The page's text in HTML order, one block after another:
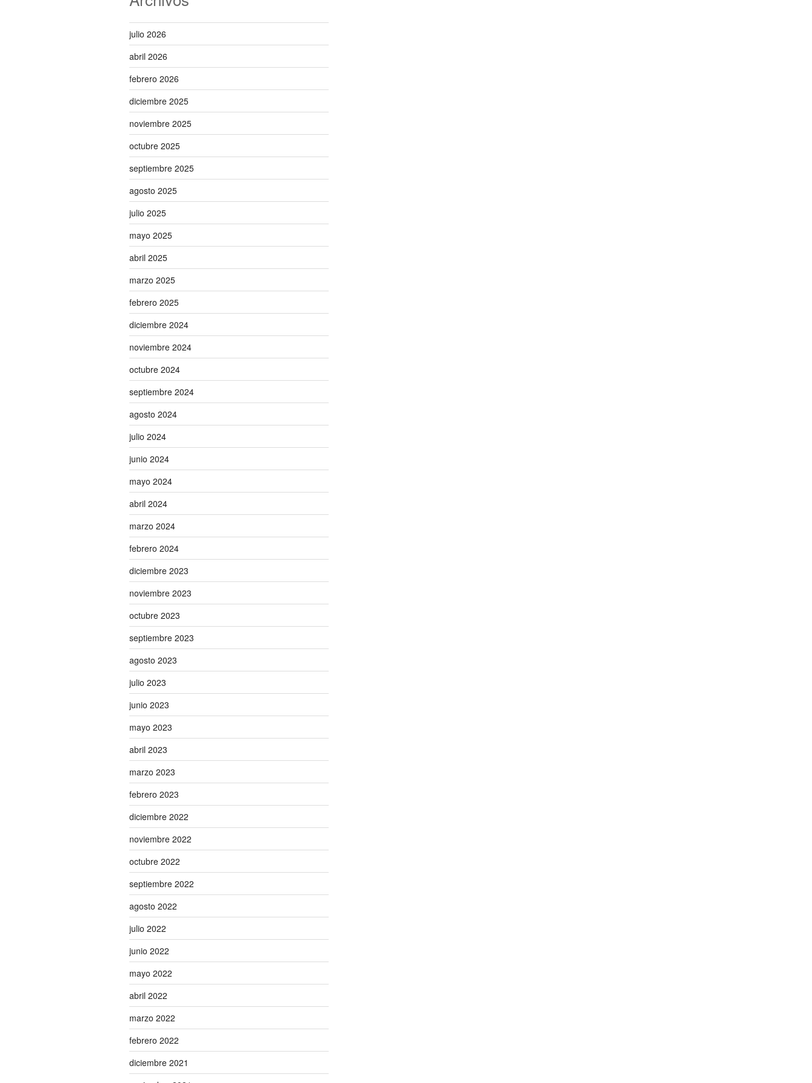
julio 2026
abril 2026
febrero 2026
diciembre 2025
noviembre 2025
octubre 2025
septiembre 2025
agosto 2025
julio 2025
mayo 2025
abril 2025
marzo 2025
febrero 2025
diciembre 2024
noviembre 2024
octubre 2024
septiembre 2024
agosto 2024
julio 2024
junio 2024
mayo 2024
abril 2024
marzo 2024
febrero 2024
diciembre 2023
noviembre 2023
octubre 2023
septiembre 2023
agosto 2023
julio 2023
junio 2023
mayo 2023
abril 2023
marzo 2023
febrero 2023
diciembre 2022
noviembre 2022
octubre 2022
septiembre 2022
agosto 2022
julio 2022
junio 2022
mayo 2022
abril 2022
marzo 2022
febrero 2022
diciembre 2021